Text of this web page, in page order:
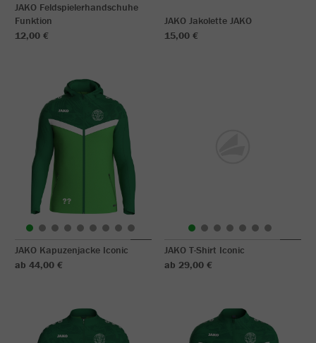
JAKO Feldspielerhandschuhe
Funktion
12,00 €
JAKO Jakolette JAKO
15,00 €
JAKO Kapuzenjacke Iconic
ab 44,00 €
JAKO T-Shirt Iconic
ab 29,00 €